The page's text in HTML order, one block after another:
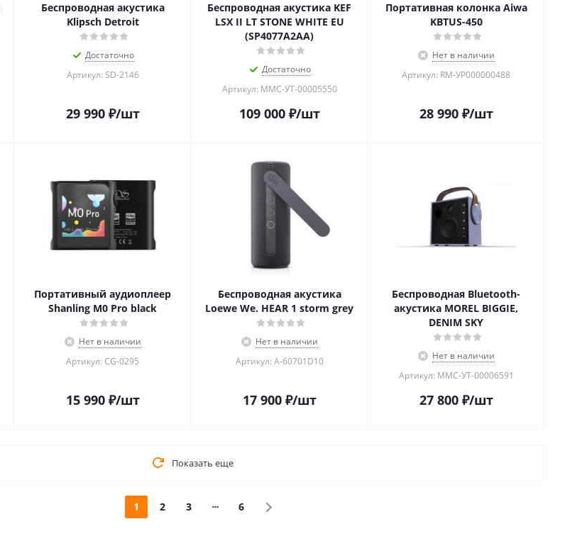
Беспроводная акустика
Klipsch Detroit
Достаточно
Артикул: SD-2146
29 990₽/шт
Беспроводная акустика KEF
LSX II LT STONE WHITE EU
(SP4077A2AA)
Достаточно
Артикул: MMC-УТ-00005550
109 000₽/шт
Портативная колонка Aiwa
KBTUS-450
Нет в наличии
Артикул: RM-УР000000488
28 990₽/шт
Портативный аудиоплеер
Shanling M0 Pro black
Нет в наличии
Артикул: CG-0295
15 990₽/шт
Беспроводная акустика
Loewe We. HEAR 1 storm grey
Нет в наличии
Артикул: A-60701D10
17 900₽/шт
Беспроводная Bluetooth-
акустика MOREL BIGGIE,
DENIM SKY
Нет в наличии
Артикул: MMC-УТ-00006591
27 800₽/шт
Показать еще
1 2 3 6